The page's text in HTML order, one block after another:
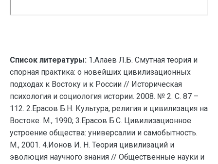
Список литературы: 1.Алаев Л.Б. Смутная теория и
спорная практика: о новейших цивилизационных
подходах к Востоку и к России // Историческая
психология и социология истории. 2008. № 2. С. 87 –
112. 2.Ерасов Б.Н. Культура, религия и цивилизация на
Востоке. М., 1990; 3.Ерасов Б.С. Цивилизационное
устроение общества: универсалии и самобытность.
М., 2001. 4.Ионов И. Н. Теория цивилизаций и
эволюция научного знания // Общественные науки и